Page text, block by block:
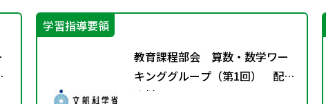
学習指導要領
教育課程部会 算数・数学ワー
キンググループ（第1回） 配付
資料